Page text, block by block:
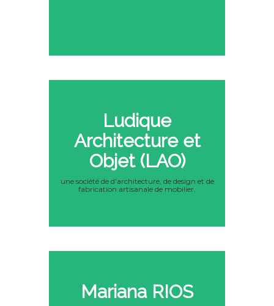
Ludique
Architecture et
Objet (LAO)
une société de d'architecture, de design et de
fabrication artisanale de mobilier.
Mariana RIOS